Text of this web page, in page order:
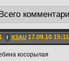
K5AU 17.09.10 15:11
косорылая